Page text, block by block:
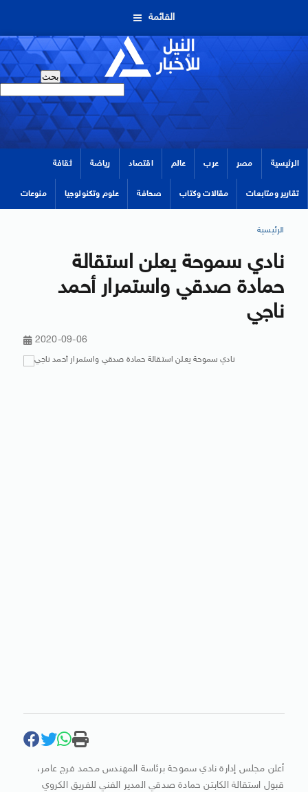
القائمة
الرئيسية مصر عرب عالم اقتصاد رياضة ثقافة
تقارير ومتابعات مقالات وكتاب صحافة علوم وتكنولوجيا منوعات
الرئيسية
نادي سموحة يعلن استقالة
حمادة صدقي واستمرار أحمد
ناجي
2020-09-06
أعلن مجلس إدارة نادي سموحة برئاسة المهندس محمد فرج عامر،
قبول استقالة الكابتن حمادة صدقي المدير الفني للفريق الكروي